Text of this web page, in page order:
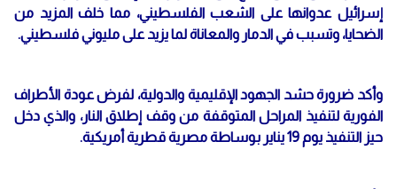
إسرائيل عدوانها على الشعب الفلسطيني، مما خلف المزيد من
الضحايا، وتسبب في الدمار والمعاناة لما يزيد على مليوني فلسطيني.
وأكد ضرورة حشد الجهود الإقليمية والدولية، لفرض عودة الأطراف
الفورية لتنفيذ المراحل المتوقفة من وقف إطلاق النار، والذي دخل
حيز التنفيذ يوم 19 يناير بوساطة مصرية قطرية أمريكية.